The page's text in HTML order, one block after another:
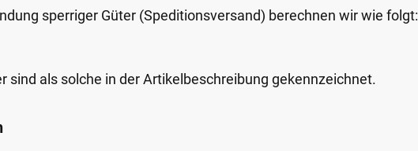
sperriger Güter (Speditionsversand) berechnen wir wie folgt:
sind als solche in der Artikelbeschreibung gekennzeichnet.